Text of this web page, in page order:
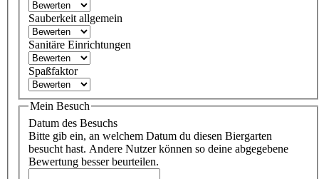
Sauberkeit allgemein
Sanitäre Einrichtungen
Spaßfaktor
Mein Besuch
Datum des Besuchs
Bitte gib ein, an welchem Datum du diesen Biergarten
besucht hast. Andere Nutzer können so deine abgegebene
Bewertung besser beurteilen.